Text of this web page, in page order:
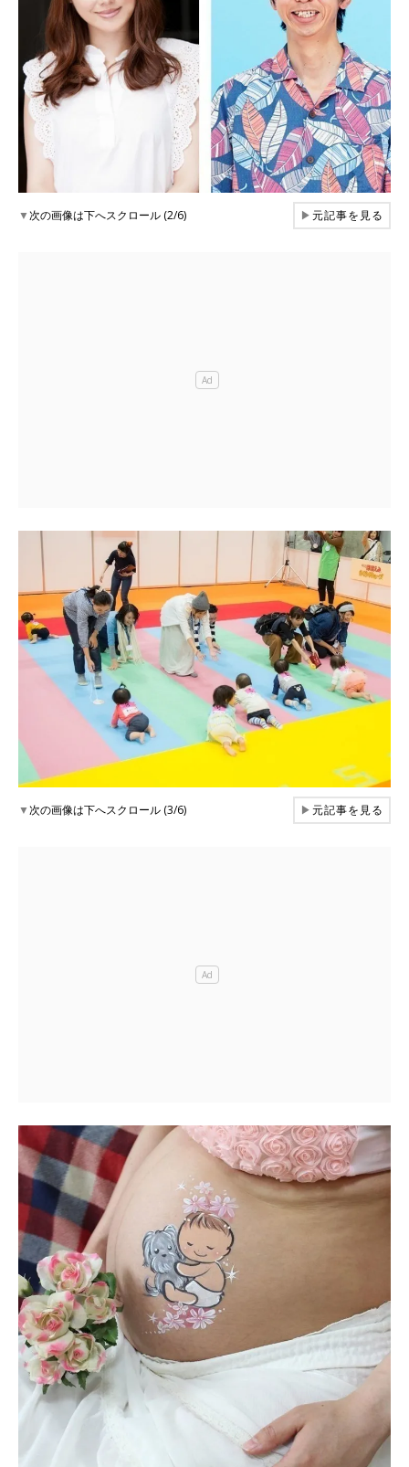
▼次の画像は下へスクロール (2/6) ▶元記事を見る
▼次の画像は下へスクロール (3/6) ▶元記事を見る